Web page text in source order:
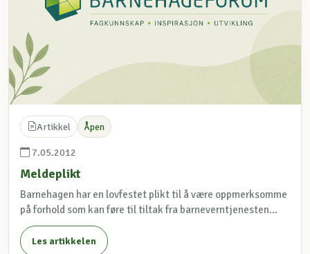
Artikkel Åpen
7.05.2012
Meldeplikt
Barnehagen har en lovfestet plikt til å være oppmerksomme
på forhold som kan føre til tiltak fra barneverntjenesten...
Les artikkelen